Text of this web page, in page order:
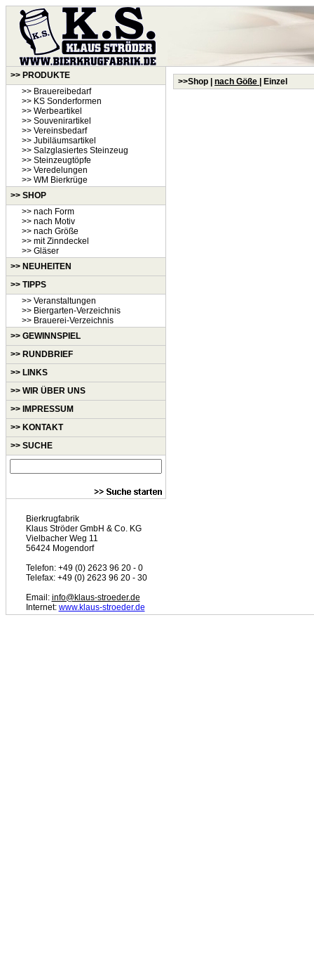
>> PRODUKTE
>> Brauereibedarf
>> KS Sonderformen
>> Werbeartikel
>> Souvenirartikel
>> Vereinsbedarf
>> Jubiläumsartikel
>> Salzglasiertes Steinzeug
>> Steinzeugtöpfe
>> Veredelungen
>> WM Bierkrüge
>> SHOP
>> nach Form
>> nach Motiv
>> nach Größe
>> mit Zinndeckel
>> Gläser
>> NEUHEITEN
>> TIPPS
>> Veranstaltungen
>> Biergarten-Verzeichnis
>> Brauerei-Verzeichnis
>> GEWINNSPIEL
>> RUNDBRIEF
>> LINKS
>> WIR ÜBER UNS
>> IMPRESSUM
>> KONTAKT
>> SUCHE
Bierkrugfabrik
Klaus Ströder GmbH & Co. KG
Vielbacher Weg 11
56424 Mogendorf
Telefon: +49 (0) 2623 96 20 - 0
Telefax: +49 (0) 2623 96 20 - 30
Email: info@klaus-stroeder.de
Internet: www.klaus-stroeder.de
>>Shop | nach Göße | Einzel